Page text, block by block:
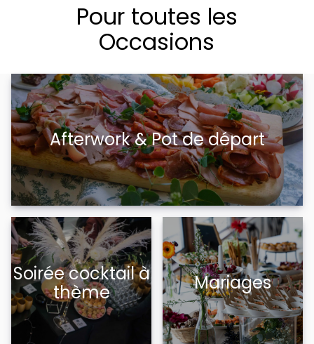
Pour toutes les
Occasions
Afterwork & Pot de départ
Soirée cocktail à
thème
Mariages